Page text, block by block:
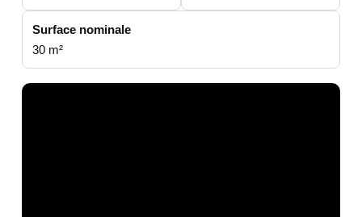
Surface nominale
30 m²